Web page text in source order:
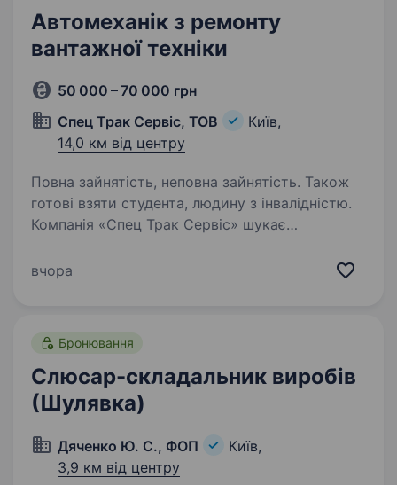
Автомеханік з ремонту
вантажної техніки
50 000 – 70 000 грн
Спец Трак Сервіс, ТОВ
Київ,
14,0 км від центру
Повна зайнятість, неповна зайнятість. Також
готові взяти студента, людину з інвалідністю.
Компанія «Спец Трак Сервіс» шукає
вантажної техніки. Наша компанія
вчора
Бронювання
Слюсар-складальник виробів
(Шулявка)
Дяченко Ю. С., ФОП
Київ,
3,9 км від центру